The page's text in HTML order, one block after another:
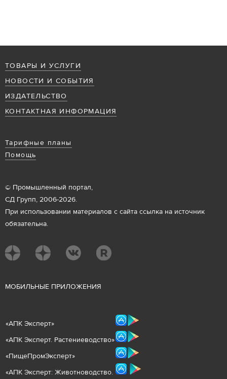
ТОВАРЫ И УСЛУГИ
НОВОСТИ И СОБЫТИЯ
ИЗДАТЕЛЬСТВО
КОНТАКТНАЯ ИНФОРМАЦИЯ
Тарифные планы
Помощь
© Промышленный портал,
СД Групп, 2006-2026.
При использовании материалов с сайта ссылка на источник
обязательна.
МОБИЛЬНЫЕ ПРИЛОЖЕНИЯ
«АПК Эксперт»
«АПК Эксперт. Растениеводство»
«ПищеПромЭксперт»
«АПК Эксперт: Животноводство.